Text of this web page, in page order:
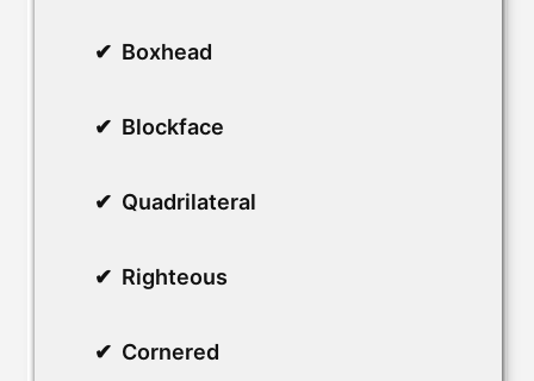
Boxhead
Blockface
Quadrilateral
Righteous
Cornered